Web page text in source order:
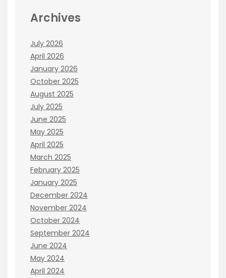
Archives
July 2026
April 2026
January 2026
October 2025
August 2025
July 2025
June 2025
May 2025
April 2025
March 2025
February 2025
January 2025
December 2024
November 2024
October 2024
September 2024
June 2024
May 2024
April 2024